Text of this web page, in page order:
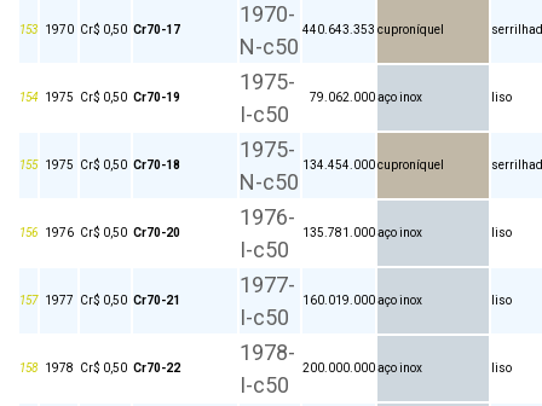
153 1970 Cr$ 0,50 Cr70-17
1970-
N-c50
440.643.353 cuproníquel
154 1975 Cr$ 0,50 Cr70-19
1975-
I-c50
79.062.000aço inox liso
155 1975 Cr$ 0,50 Cr70-18
1975-
N-c50
134.454.000cuproníquel
156 1976 Cr$ 0,50 Cr70-20
1976-
I-c50
135.781.000aço inox liso
157 1977 Cr$ 0,50 Cr70-21
1977-
I-c50
160.019.000aço inox liso
158 1978 Cr$ 0,50 Cr70-22
1978-
I-c50
200.000.000aço inox liso